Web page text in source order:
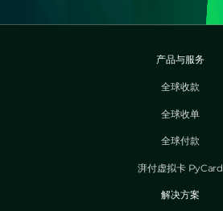
产品与服务
全球收款
全球收单
全球付款
湃付虚拟卡 PyCard
解决方案